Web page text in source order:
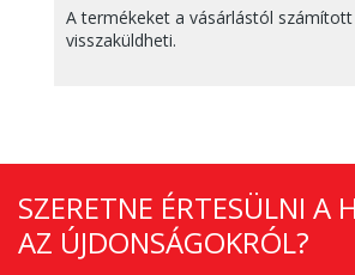
A termékeket a vásárlástól
visszaküldheti.
SZERETNE ÉRTESÜLNI A
AZ ÚJDONSÁGOKRÓL?